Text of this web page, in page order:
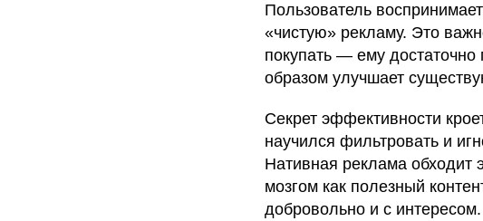
Пользователь
«чистую» рекламу. Это
покупать — ему достаточно
образом улучшает
Секрет эффективности
научился фильтровать и
Нативная реклама обходит
мозгом как полезный
добровольно и с интересом.